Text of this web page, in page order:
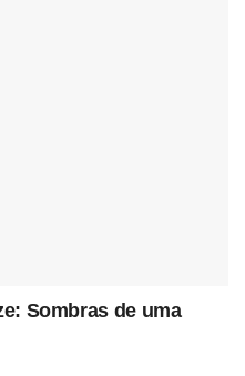
Sombras de uma